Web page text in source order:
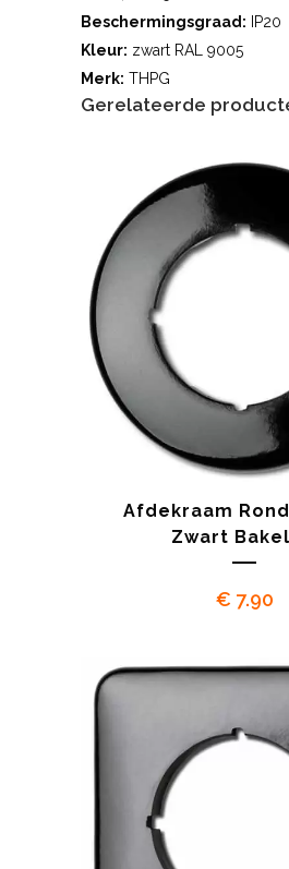
Beschermingsgraad: IP20
Kleur: zwart RAL 9005
Merk: THPG
Gerelateerde
Afdekraam
Zwart
€ 7.90